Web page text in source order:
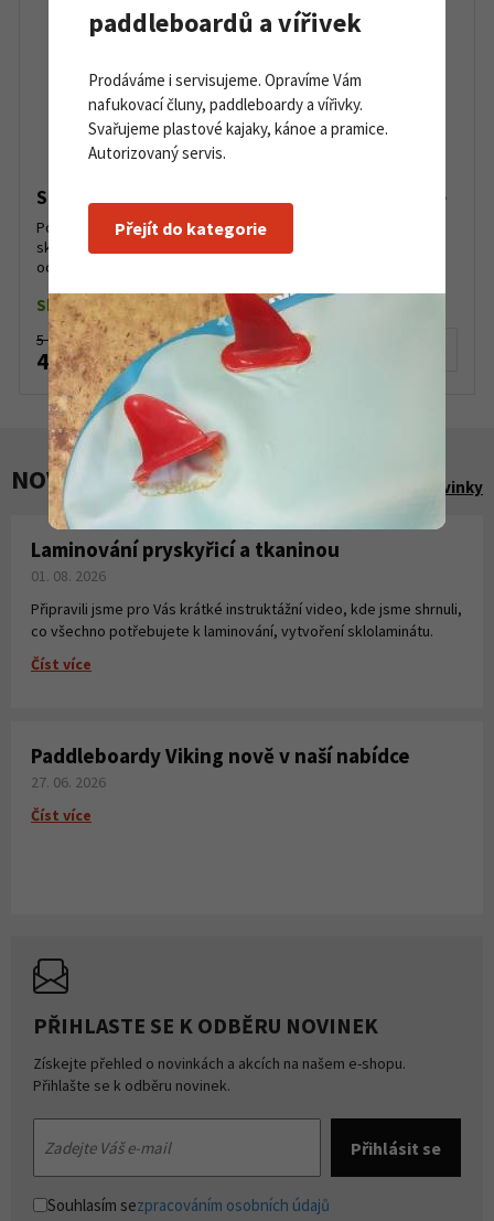
Skialpinistická helma Smith Summit MIPS white
Pokud tě čeká náročná túra v backcountry nebo vyrážíš na
skialpy, rozhodně oceníš přilbu, která ti nabídne skvělou
ochranu a bonusové vlastnosti v lehkém provedení. Hybri...
Skladem dle varianty
5 999 Kč
4 490 Kč
NOVINKY A AKCE Zobrazit všechny novinky
Laminování pryskyřicí a tkaninou
01. 08. 2026
Připravili jsme pro Vás krátké instruktážní video, kde jsme shrnuli,
co všechno potřebujete k laminování, vytvoření sklolaminátu.
Číst více
Paddleboardy Viking nově v naší nabídce
27. 06. 2026
Číst více
PŘIHLASTE SE K ODBĚRU NOVINEK
Získejte přehled o novinkách a akcích na našem e-shopu.
Přihlašte se k odběru novinek.
Souhlasím sezpracováním osobních údajů
paddleboardů a vířivek
Prodáváme i servisujeme. Opravíme Vám
nafukovací čluny, paddleboardy a vířivky.
Svařujeme plastové kajaky, kánoe a pramice.
Autorizovaný servis.
Přejít do kategorie